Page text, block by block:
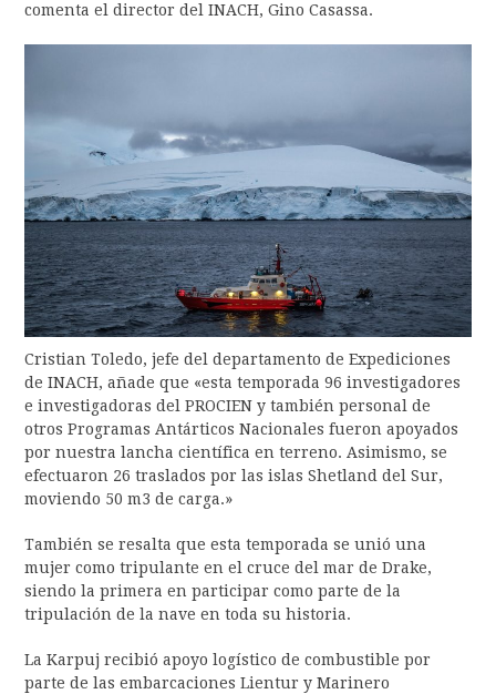
comenta el director del INACH, Gino Casassa.
Cristian Toledo, jefe del departamento de Expediciones
de INACH, añade que «esta temporada 96 investigadores
e investigadoras del PROCIEN y también personal de
otros Programas Antárticos Nacionales fueron apoyados
por nuestra lancha científica en terreno. Asimismo, se
efectuaron 26 traslados por las islas Shetland del Sur,
moviendo 50 m3 de carga.»
También se resalta que esta temporada se unió una
mujer como tripulante en el cruce del mar de Drake,
siendo la primera en participar como parte de la
tripulación de la nave en toda su historia.
La Karpuj recibió apoyo logístico de combustible por
parte de las embarcaciones Lientur y Marinero